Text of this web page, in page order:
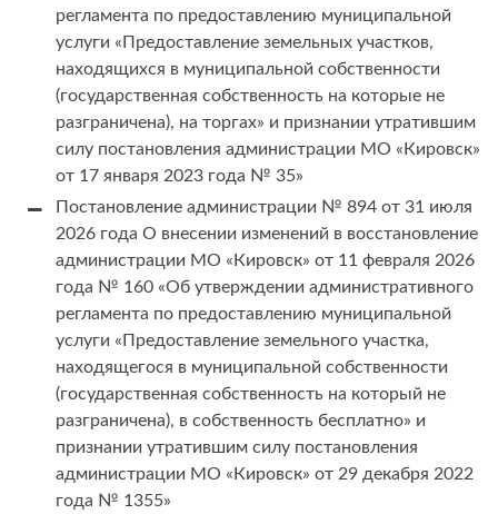
регламента по предоставлению муниципальной
услуги «Предоставление земельных участков,
находящихся в муниципальной собственности
(государственная собственность на которые не
разграничена), на торгах» и признании утратившим
силу постановления администрации МО «Кировск»
от 17 января 2023 года № 35»
Постановление администрации № 894 от 31 июля
2026 года О внесении изменений в восстановление
администрации МО «Кировск» от 11 февраля 2026
года № 160 «Об утверждении административного
регламента по предоставлению муниципальной
услуги «Предоставление земельного участка,
находящегося в муниципальной собственности
(государственная собственность на который не
разграничена), в собственность бесплатно» и
признании утратившим силу постановления
администрации МО «Кировск» от 29 декабря 2022
года № 1355»